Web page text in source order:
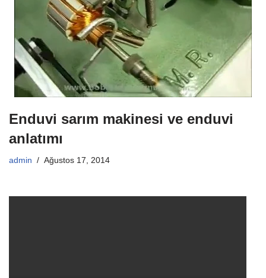
Enduvi sarım makinesi ve enduvi
anlatımı
admin Ağustos 17, 2014